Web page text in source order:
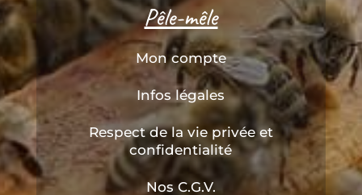
Pêle-mêle
Mon compte
Infos légales
Respect de la vie privée et
confidentialité
Nos C.G.V.